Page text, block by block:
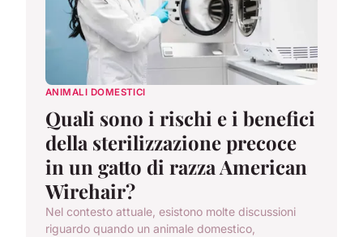
ANIMALI DOMESTICI
Quali sono i rischi e i benefici
della sterilizzazione precoce
in un gatto di razza American
Wirehair?
Nel contesto attuale, esistono molte discussioni
riguardo quando un animale domestico,